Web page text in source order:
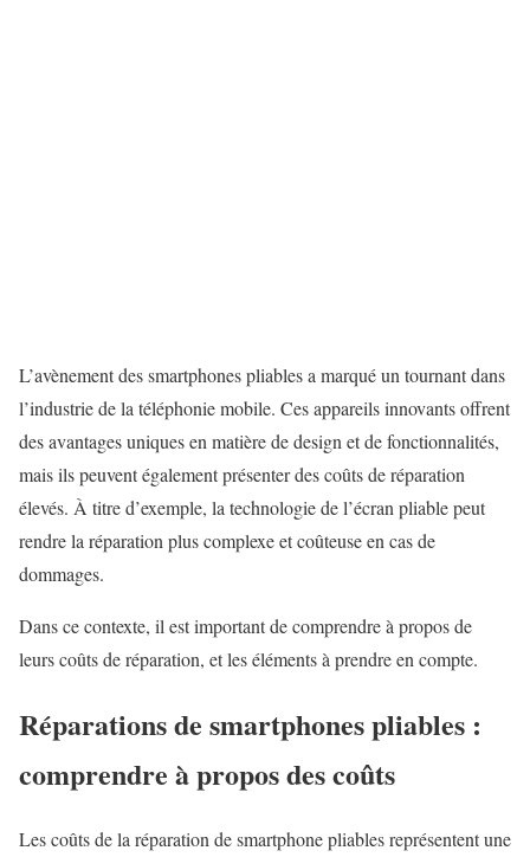
L’avènement des smartphones pliables a marqué un tournant dans
l’industrie de la téléphonie mobile. Ces appareils innovants offrent
des avantages uniques en matière de design et de fonctionnalités,
mais ils peuvent également présenter des coûts de réparation
élevés. À titre d’exemple, la technologie de l’écran pliable peut
rendre la réparation plus complexe et coûteuse en cas de
dommages.
Dans ce contexte, il est important de comprendre à propos de
leurs coûts de réparation, et les éléments à prendre en compte.
Réparations de smartphones pliables :
comprendre à propos des coûts
Les coûts de la réparation de smartphone pliables représentent une